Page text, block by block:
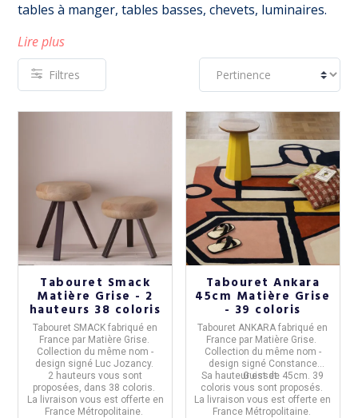
tables à manger, tables basses, chevets, luminaires.
Lire plus
Filtres
Tabouret Smack
Matière Grise - 2
hauteurs 38 coloris
Tabouret SMACK fabriqué en
FranceparMatière Grise.
Collection du même nom -
design signé Luc Jozancy.
2 hauteurs vous sont
proposées, dans 38 coloris.
La livraison vous est offerte en
France Métropolitaine.
Tabouret Ankara
45cm Matière Grise
- 39 coloris
Tabouret ANKARAfabriqué en
France par Matière Grise.
Collection du même nom -
design signé Constance
Guisset.
Sa hauteur est de 45cm. 39
coloris vous sont proposés.
La livraison vous est offerte en
France Métropolitaine.